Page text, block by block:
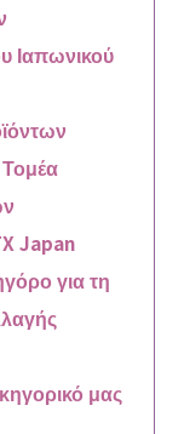
Ιαπωνικού
Japan
για τη
μας